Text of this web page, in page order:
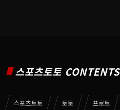
스포츠토토 CONTENTS
스포츠토토 토토 프로토